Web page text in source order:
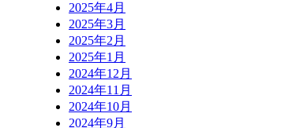
2025年4月
2025年3月
2025年2月
2025年1月
2024年12月
2024年11月
2024年10月
2024年9月